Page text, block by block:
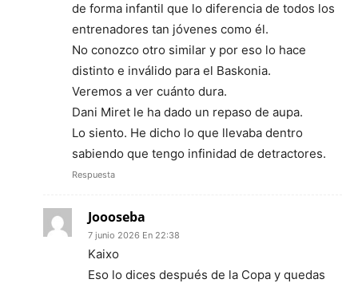
de forma infantil que lo diferencia de todos los
entrenadores tan jóvenes como él.
No conozco otro similar y por eso lo hace
distinto e inválido para el Baskonia.
Veremos a ver cuánto dura.
Dani Miret le ha dado un repaso de aupa.
Lo siento. He dicho lo que llevaba dentro
sabiendo que tengo infinidad de detractores.
Respuesta
Joooseba
7 junio 2026 En 22:38
Kaixo
Eso lo dices después de la Copa y quedas